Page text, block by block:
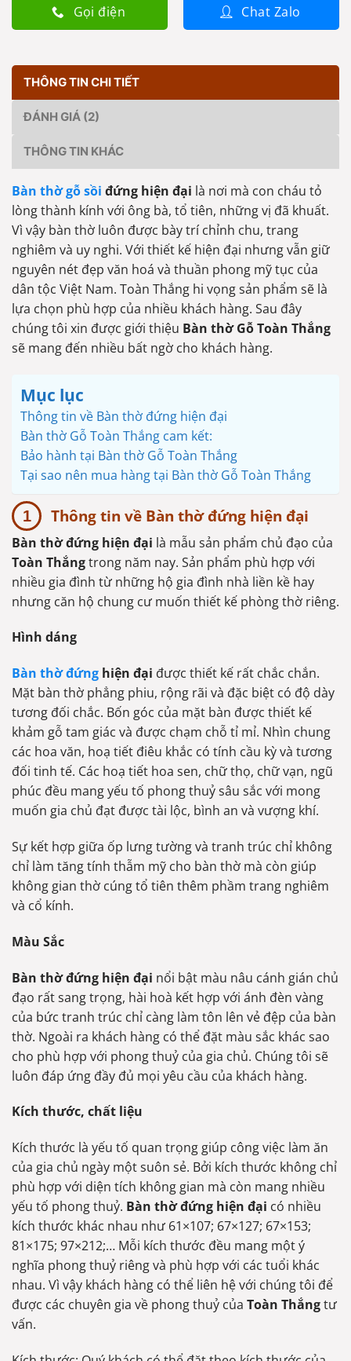
Gọi điện Chat Zalo
THÔNG TIN CHI TIẾT
ĐÁNH GIÁ (2)
THÔNG TIN KHÁC
Bàn thờ gỗ sồi đứng hiện đại là nơi mà con cháu tỏ
lòng thành kính với ông bà, tổ tiên, những vị đã khuất.
Vì vậy bàn thờ luôn được bày trí chỉnh chu, trang
nghiêm và uy nghi. Với thiết kế hiện đại nhưng vẫn giữ
nguyên nét đẹp văn hoá và thuần phong mỹ tục của
dân tộc Việt Nam. Toàn Thắng hi vọng sản phẩm sẽ là
lựa chọn phù hợp của nhiều khách hàng. Sau đây
chúng tôi xin được giới thiệu Bàn thờ Gỗ Toàn Thắng
sẽ mang đến nhiều bất ngờ cho khách hàng.
Mục lục
Thông tin về Bàn thờ đứng hiện đại
Bàn thờ Gỗ Toàn Thắng cam kết:
Bảo hành tại Bàn thờ Gỗ Toàn Thắng
Tại sao nên mua hàng tại Bàn thờ Gỗ Toàn Thắng
Thông tin về Bàn thờ đứng hiện đại
Bàn thờ đứng hiện đại là mẫu sản phẩm chủ đạo của
Toàn Thắngtrong năm nay. Sản phẩm phù hợp với
nhiều gia đình từ những hộ gia đình nhà liền kề hay
nhưng căn hộ chung cư muốn thiết kế phòng thờ riêng.
Hình dáng
Bàn thờ đứng hiện đại được thiết kế rất chắc chắn.
Mặt bàn thờ phẳng phiu, rộng rãi và đặc biệt có độ dày
tương đối chắc. Bốn góc của mặt bàn được thiết kế
khảm gỗ tam giác và được chạm chỗ tỉ mỉ. Nhìn chung
các hoa văn, hoạ tiết điêu khắc có tính cầu kỳ và tương
đối tinh tế. Các hoạ tiết hoa sen, chữ thọ, chữ vạn, ngũ
phúc đều mang yếu tố phong thuỷ sâu sắc với mong
muốn gia chủ đạt được tài lộc, bình an và vượng khí.
Sự kết hợp giữa ốp lưng tường và tranh trúc chỉ không
chỉ làm tăng tính thẫm mỹ cho bàn thờ mà còn giúp
không gian thờ cúng tổ tiên thêm phầm trang nghiêm
và cổ kính.
Màu Sắc
Bàn thờ đứng hiện đại nổi bật màu nâu cánh gián chủ
đạo rất sang trọng, hài hoà kết hợp với ánh đèn vàng
của bức tranh trúc chỉ càng làm tôn lên vẻ đệp của bàn
thờ. Ngoài ra khách hàng có thể đặt màu sắc khác sao
cho phù hợp với phong thuỷ của gia chủ. Chúng tôi sẽ
luôn đáp ứng đầy đủ mọi yêu cầu của khách hàng.
Kích thước, chất liệu
Kích thước là yếu tố quan trọng giúp công việc làm ăn
của gia chủ ngày một suôn sẻ. Bởi kích thước không chỉ
phù hợp với diện tích không gian mà còn mang nhiều
yếu tố phong thuỷ. Bàn thờ đứng hiện đại có nhiều
kích thước khác nhau như 61×107; 67×127; 67×153;
81×175; 97×212;… Mỗi kích thước đều mang một ý
nghĩa phong thuỷ riêng và phù hợp với các tuổi khác
nhau. Vì vậy khách hàng có thể liên hệ với chúng tôi để
được các chuyên gia về phong thuỷ của Toàn Thắngtư
vấn.